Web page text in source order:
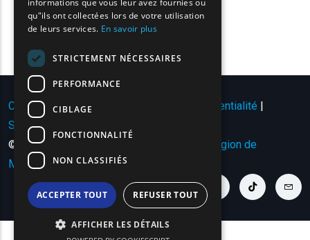
Conditions d'utilisation | Politique de confidentialité |
Sitemap
© Copyright 2024 - Tous droits réservés
Région de
Macédoine orientale et de Thrace
youtube linkfacebook linktwitter linklinkedin linkinstagram link
tiktok link
TURKISH
informations que vous leur avez fournies ou
qu"ils ont collectées lors de votre utilisation
de leurs services. En savoir plus
STRICTEMENT NÉCESSAIRES
PERFORMANCE
CIBLAGE
FONCTIONNALITÉ
NON CLASSIFIÉS
ACCEPTER TOUT REFUSER TOUT
AFFICHER LES DÉTAILS